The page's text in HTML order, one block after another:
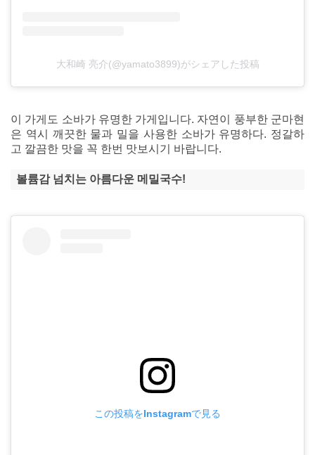
大和崎 亮介(@yamato3899)がシェアした投稿
이 가게도 소바가 유명한 가게입니다. 자연이 풍부한 군마현
은 역시 깨끗한 물과 밀을 사용한 소바가 유명하다. 정갈하
고 깔끔한 맛을 꼭 한번 맛보시기 바랍니다.
볼륨감 넘치는 아름다운 메밀국수!
この投稿をInstagramで見る